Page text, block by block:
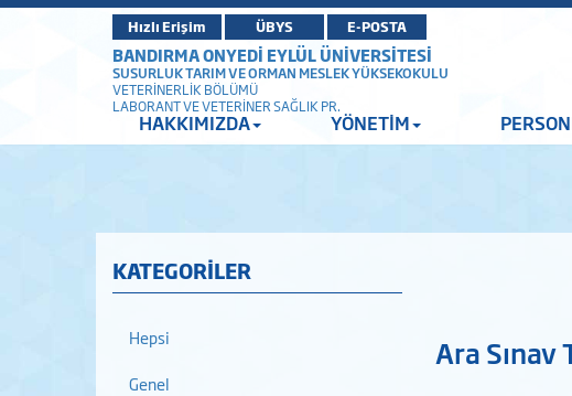
Hızlı Erişim ÜBYS E-POSTA
BANDIRMA ONYEDİ EYLÜL ÜNİVERSİTESİ
SUSURLUK TARIM VE ORMAN MESLEK YÜKSEKOKULU
VETERİNERLİK BÖLÜMÜ
LABORANT VE VETERİNER SAĞLIK PR.
HAKKIMIZDA YÖNETİM
KATEGORİLER
Hepsi
Genel
Ara Sınav